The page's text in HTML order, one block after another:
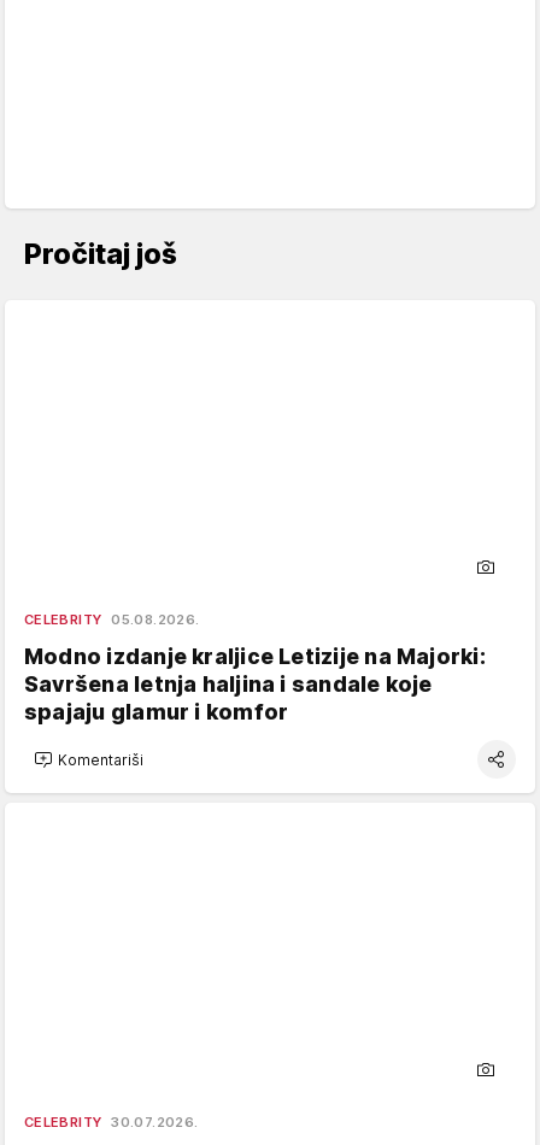
Pročitaj još
CELEBRITY 05.08.2026.
Modno izdanje kraljice Letizije na Majorki:
Savršena letnja haljina i sandale koje
spajaju glamur i komfor
Komentariši
CELEBRITY 30.07.2026.